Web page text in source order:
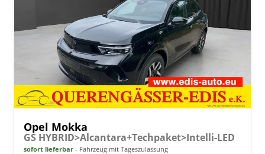
Opel Mokka
GS HYBRID>Alcantara+Techpaket>Intelli-LED
sofort lieferbar Fahrzeug mit Tageszulassung